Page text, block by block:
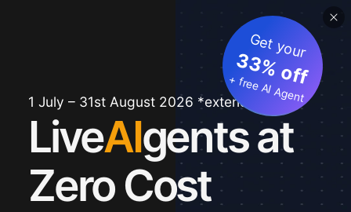
1 July – 31st August 2026 *extended
LiveAIgents at
Zero Cost
Get your
33% off
+ free AI Agent